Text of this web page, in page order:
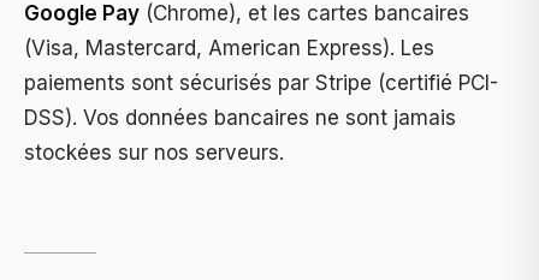
Google Pay (Chrome), et les cartes bancaires
(Visa, Mastercard, American Express). Les
paiements sont sécurisés par Stripe (certifié PCI-
DSS). Vos données bancaires ne sont jamais
stockées sur nos serveurs.